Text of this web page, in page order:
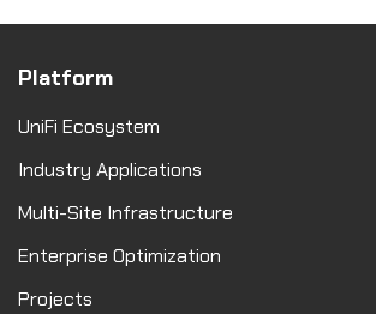
Platform
UniFi Ecosystem
Industry Applications
Multi-Site Infrastructure
Enterprise Optimization
Projects